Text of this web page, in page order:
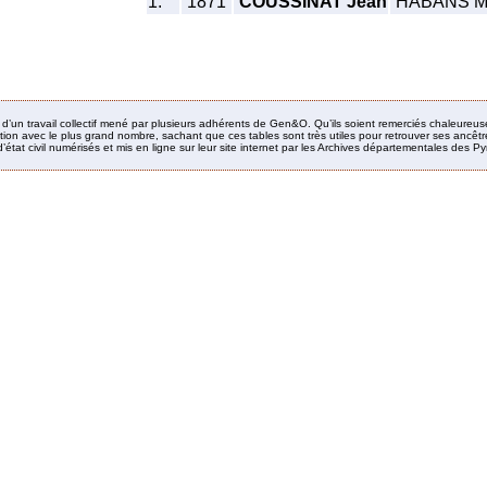
travail collectif mené par plusieurs adhérents de Gen&O. Qu’ils soient remerciés
avec le plus grand nombre, sachant que ces tables sont très utiles pour retrouver ses
civil numérisés et mis en ligne sur leur site internet par les Archives départementales des